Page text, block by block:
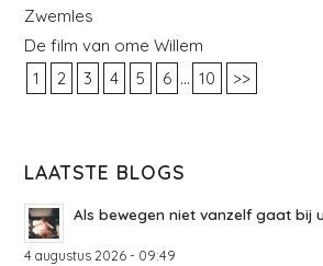
Zwemles
De film van ome Willem
1
2 3 4 5 6 ... 10 >>
LAATSTE BLOGS
Als bewegen niet vanzelf gaat bij
4 augustus 2026 - 09:49